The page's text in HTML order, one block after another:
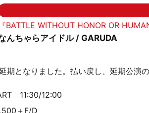
『BATTLE WITHOUT HONOR OR
んちゃらアイドル / GARUDA
期となりました。払い戻し、延期公演
11:30/12:00
＋F/D